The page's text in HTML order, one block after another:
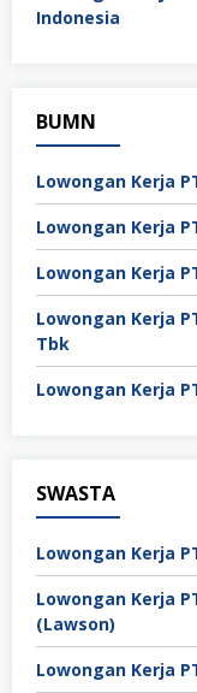
Indonesia
BUMN
Lowongan Kerja
Lowongan Kerja
Lowongan Kerja
Lowongan Kerja
Tbk
Lowongan Kerja
SWASTA
Lowongan Kerja
Lowongan Kerja
(Lawson)
Lowongan Kerja